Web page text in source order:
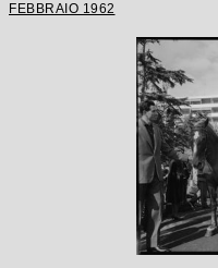
FEBBRAIO 1962